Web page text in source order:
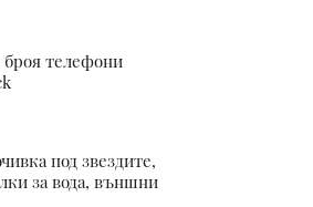
броя телефони
под звездите,
за вода, външни